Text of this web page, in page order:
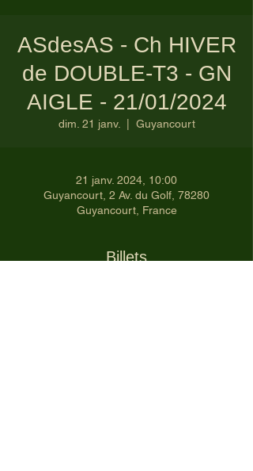
ASdesAS - Ch HIVER
de DOUBLE-T3 - GN
AIGLE - 21/01/2024
dim. 21 janv. Guyancourt
21 janv. 2024, 10:00
Guyancourt, 2 Av. du Golf, 78280
Guyancourt, France
Billets